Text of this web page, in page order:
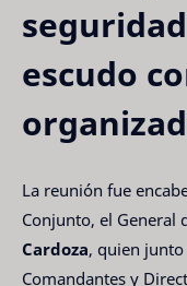
escudo
La reunión fue
Conjunto, el General
Cardoza, quien
Comandantes y